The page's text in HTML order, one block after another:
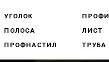
УГОЛОК
ПОЛОСА
ПРОФНАСТИЛ
ЛИСТ
ТРУБА